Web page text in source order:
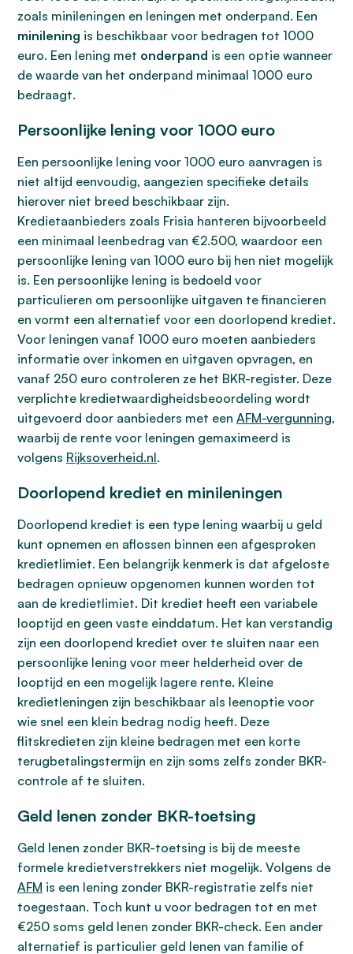
zoals minileningen en leningen met onderpand. Een
minilening is beschikbaar voor bedragen tot 1000
euro. Een lening met onderpand is een optie wanneer
de waarde van het onderpand minimaal 1000 euro
bedraagt.
Persoonlijke lening voor 1000 euro
Een persoonlijke lening voor 1000 euro aanvragen is
niet altijd eenvoudig, aangezien specifieke details
hierover niet breed beschikbaar zijn.
Kredietaanbieders zoals Frisia hanteren bijvoorbeeld
een minimaal leenbedrag van €2.500, waardoor een
persoonlijke lening van 1000 euro bij hen niet mogelijk
is. Een persoonlijke lening is bedoeld voor
particulieren om persoonlijke uitgaven te financieren
en vormt een alternatief voor een doorlopend krediet.
Voor leningen vanaf 1000 euro moeten aanbieders
informatie over inkomen en uitgaven opvragen, en
vanaf 250 euro controleren ze het BKR-register. Deze
verplichte kredietwaardigheidsbeoordeling wordt
uitgevoerd door aanbieders met een AFM-vergunning,
waarbij de rente voor leningen gemaximeerd is
volgens Rijksoverheid.nl.
Doorlopend krediet en minileningen
Doorlopend krediet is een type lening waarbij u geld
kunt opnemen en aflossen binnen een afgesproken
kredietlimiet. Een belangrijk kenmerk is dat afgeloste
bedragen opnieuw opgenomen kunnen worden tot
aan de kredietlimiet. Dit krediet heeft een variabele
looptijd en geen vaste einddatum. Het kan verstandig
zijn een doorlopend krediet over te sluiten naar een
persoonlijke lening voor meer helderheid over de
looptijd en een mogelijk lagere rente. Kleine
kredietleningen zijn beschikbaar als leenoptie voor
wie snel een klein bedrag nodig heeft. Deze
flitskredieten zijn kleine bedragen met een korte
terugbetalingstermijn en zijn soms zelfs zonder BKR-
controle af te sluiten.
Geld lenen zonder BKR-toetsing
Geld lenen zonder BKR-toetsing is bij de meeste
formele kredietverstrekkers niet mogelijk. Volgens de
AFM is een lening zonder BKR-registratie zelfs niet
toegestaan. Toch kunt u voor bedragen tot en met
€250 soms geld lenen zonder BKR-check. Een ander
alternatief is particulier geld lenen van familie of